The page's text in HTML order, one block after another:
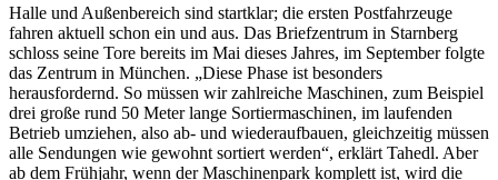
Halle und Außenbereich sind startklar; die ersten Postfahrzeuge
fahren aktuell schon ein und aus. Das Briefzentrum in Starnberg
schloss seine Tore bereits im Mai dieses Jahres, im September folgte
das Zentrum in München. „Diese Phase ist besonders
herausfordernd. So müssen wir zahlreiche Maschinen, zum Beispiel
drei große rund 50 Meter lange Sortiermaschinen, im laufenden
Betrieb umziehen, also ab- und wiederaufbauen, gleichzeitig müssen
alle Sendungen wie gewohnt sortiert werden“, erklärt Tahedl. Aber
ab dem Frühjahr, wenn der Maschinenpark komplett ist, wird die